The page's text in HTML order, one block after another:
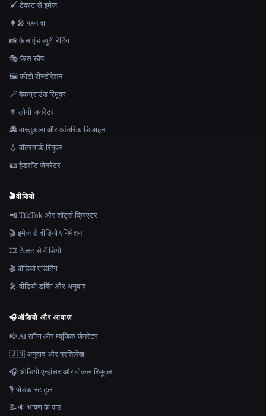
🖌️ टेक्स्ट से इमेज
👩‍🎤 पहनावा
📸 फ़ेस एंड ब्यूटी रेटिंग
🎭 फ़ेस स्वैप
🖼️ फ़ोटो रीस्टोरेशन
🪄 बैकग्राउंड रिमूवर
⚜️ लोगो जनरेटर
🏯 वास्तुकला और आंतरिक डिजाइन
💧 वॉटरमार्क रिमूवर
🪪 हेडशॉट जेनरेटर
🎬वीडियो
📲 TikTok और शॉर्ट्स क्रिएटर
🎬 इमेज से वीडियो एनिमेशन
🎞️ टेक्स्ट से वीडियो
🎬 वीडियो एडिटिंग
🎤 वीडियो डबिंग और अनुवाद
🎧ऑडियो और आवाज़
🎼 AI सॉन्ग और म्यूज़िक जेनरेटर
🇺🇳 अनुवाद और प्रतिलेख
🎧 ऑडियो एन्हांसर और वोकल रिमूवल
🎙️ पोडकास्ट टूल
📝🔉 भाषण के पाठ